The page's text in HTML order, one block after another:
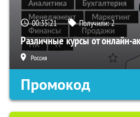
00:35:20 Получили:2
Различные курсы от онлайн-
Россия
Промокод